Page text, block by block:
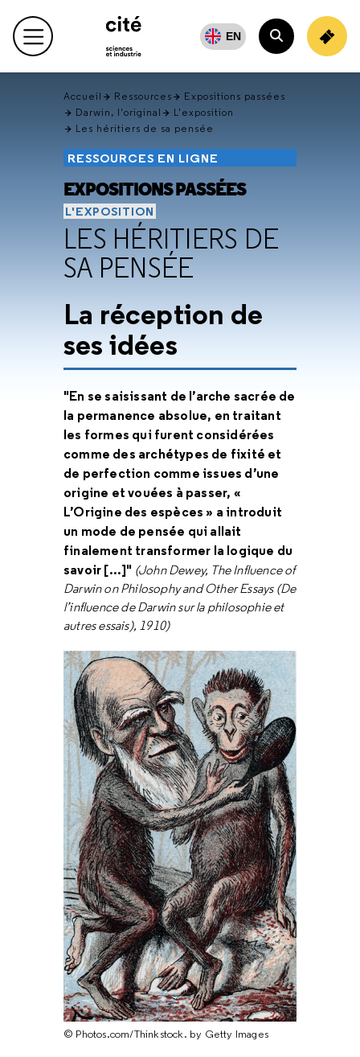
en
haut Menu principal EN
Rechercher
Accueil Ressources
Expositions passées
Darwin, l'original
L'exposition
Les héritiers de sa pensée
RESSOURCES EN LIGNE
EXPOSITIONS PASSÉES
L'EXPOSITION
LES HÉRITIERS DE
SA PENSÉE
La réception de
ses idées
"En se saisissant de l’arche sacrée de
la permanence absolue, en traitant
les formes qui furent considérées
comme des archétypes de fixité et
de perfection comme issues d’une
origine et vouées à passer, «
L’Origine des espèces » a introduit
un mode de pensée qui allait
finalement transformer la logique du
savoir [...]" (John Dewey, The Influence of
Darwin on Philosophy and Other Essays (De
l’influence de Darwin sur la philosophie et
autres essais), 1910)
© Photos.com/Thinkstock. by Getty Images